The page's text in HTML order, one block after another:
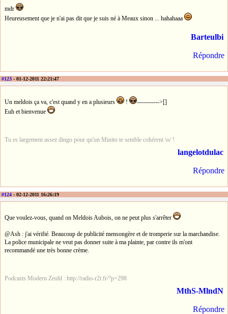
mdr
Heureusement que je n'ai pas dit que je suis né à Meaux sinon ... hahahaaa
Barteulbi
Répondre
#123 - 01-12-2011 22:21:47
Un meldois ça va, c'est quand y en a plusieurs !
----------->[]
Euh et bienvenue
Tu es largement assez dingo pour qu'un Minito te semble cohérent \o/ !
langelotdulac
Répondre
#124 - 02-12-2011 16:26:19
Que voulez-vous, quand on Meldois Aubois, on ne peut plus s'arrêter
@Ash : j'ai vérifié. Beaucoup de publicité mensongère et de tromperie sur la marchandise.
La police municipale ne veut pas donner suite à ma plainte, par contre ils m'ont
recommandé une très bonne crème.
Podcasts Modern Zeuhl : http://radio-r2r.fr/?p=298
MthS-MlndN
Répondre